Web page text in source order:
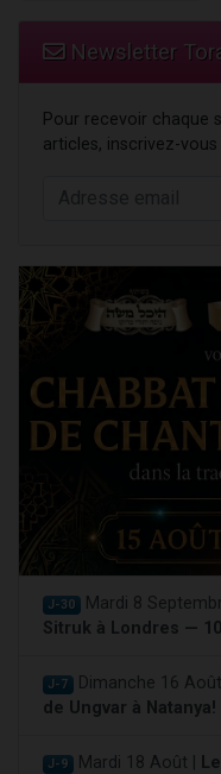
Newsletter
Pour recevoir chaque
articles, inscrivez-
J-30 Mardi 8
Sitruk à Londres —
J-7 Dimanche 16 Août
de Ungvar à Natanya!
J-9 Mardi 18 Août |